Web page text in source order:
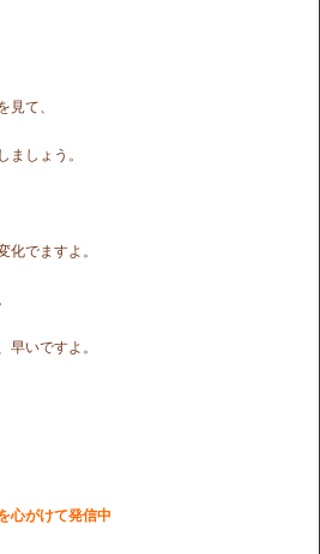
見て、
ましょう。
化でますよ。
早いですよ。
心がけて発信中